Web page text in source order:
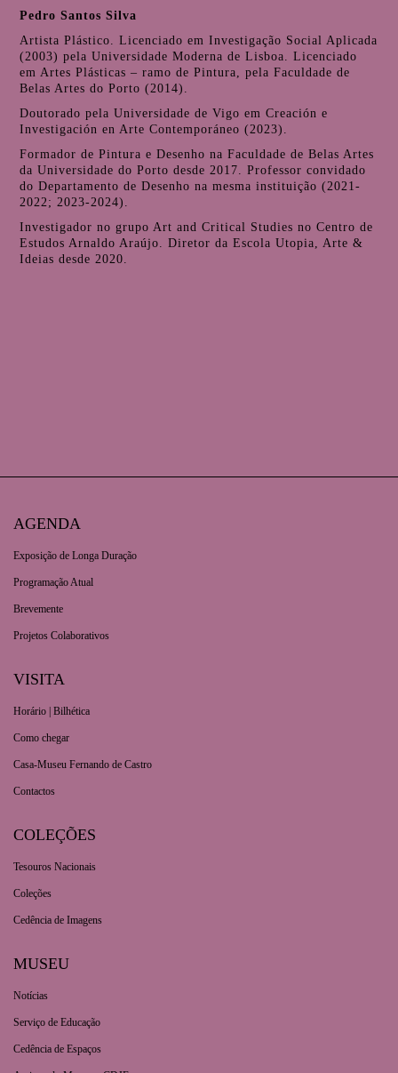
Pedro Santos Silva
Artista Plástico. Licenciado em Investigação Social Aplicada
(2003) pela Universidade Moderna de Lisboa. Licenciado
em Artes Plásticas – ramo de Pintura, pela Faculdade de
Belas Artes do Porto (2014).
Doutorado pela Universidade de Vigo em Creación e
Investigación en Arte Contemporáneo (2023).
Formador de Pintura e Desenho na Faculdade de Belas Artes
da Universidade do Porto desde 2017. Professor convidado
do Departamento de Desenho na mesma instituição (2021-
2022; 2023-2024).
Investigador no grupo Art and Critical Studies no Centro de
Estudos Arnaldo Araújo. Diretor da Escola Utopia, Arte &
Ideias desde 2020.
AGENDA
Exposição de Longa Duração
Programação Atual
Brevemente
Projetos Colaborativos
VISITA
Horário | Bilhética
Como chegar
Casa-Museu Fernando de Castro
Contactos
COLEÇÕES
Tesouros Nacionais
Coleções
Cedência de Imagens
MUSEU
Notícias
Serviço de Educação
Cedência de Espaços